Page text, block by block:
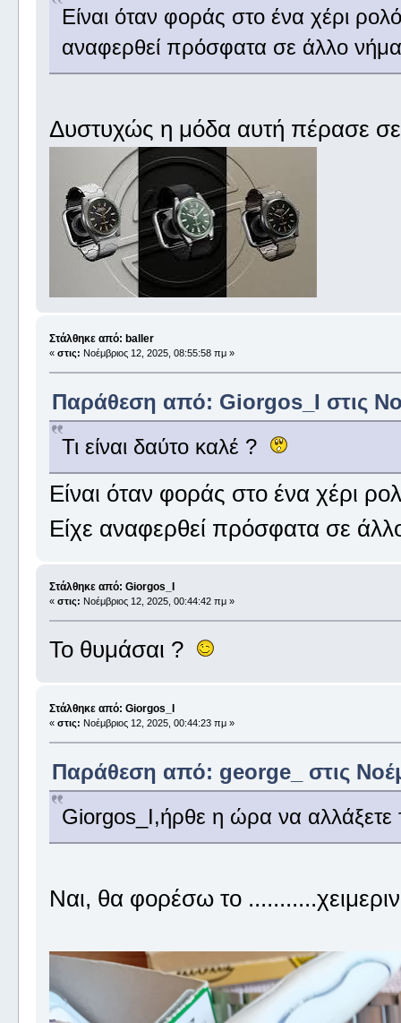
Είναι όταν φοράς στο ένα χέρι
αναφερθεί πρόσφατα σε άλλο
Δυστυχώς η μόδα αυτή πέρασε
Στάλθηκε από: baller
« στις: Νοέμβριος 12, 2025, 08:55:58 πμ »
Παράθεση από: Giorgos_I στις
Τι είναι δαύτο καλέ ?
Είναι όταν φοράς στο ένα χέρι
Είχε αναφερθεί πρόσφατα σε
Στάλθηκε από: Giorgos_I
« στις: Νοέμβριος 12, 2025, 00:44:42 πμ »
Το θυμάσαι ?
Στάλθηκε από: Giorgos_I
« στις: Νοέμβριος 12, 2025, 00:44:23 πμ »
Παράθεση από: george_ στις
Giorgos_I,ήρθε η ώρα να αλλάξετε
Ναι, θα φορέσω το